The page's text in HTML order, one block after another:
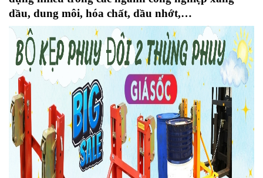
dầu, dung môi, hóa chất, dầu nhớt,…